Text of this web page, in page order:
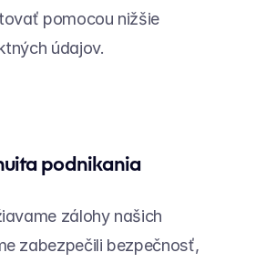
pomocou nižšie
údajov.
podnikania
zálohy našich
zabezpečili bezpečnosť,